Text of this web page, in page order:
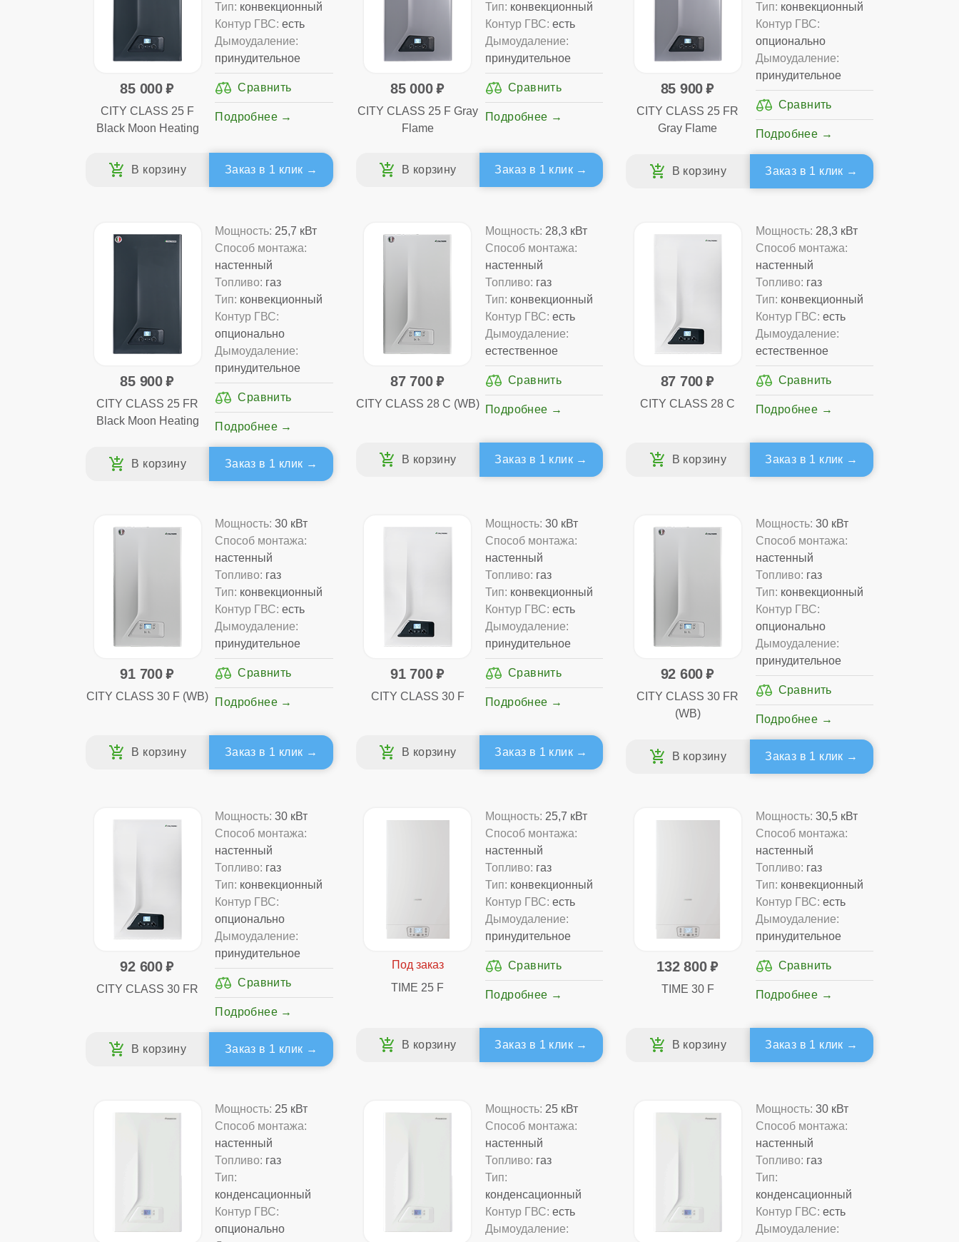
85 000
CITY CLASS 25 F
Black Moon Heating
Тип: конвекционный
Контур ГВС: есть
Дымоудаление:
принудительное
Подробнее
Заказ в 1 клик
85 000
CITY CLASS 25 F Gray
Flame
Тип: конвекционный
Контур ГВС: есть
Дымоудаление:
принудительное
Подробнее
Заказ в 1 клик
85 900
CITY CLASS 25 FR
Gray Flame
Тип: конвекционный
Контур ГВС:
опционально
Дымоудаление:
принудительное
Подробнее
Заказ в 1 клик
85 900
CITY CLASS 25 FR
Black Moon Heating
Мощность: 25,7 кВт
Способ монтажа:
настенный
Топливо: газ
Тип: конвекционный
Контур ГВС:
опционально
Дымоудаление:
принудительное
Подробнее
Заказ в 1 клик
87 700
CITY CLASS 28 C (WB)
Мощность: 28,3 кВт
Способ монтажа:
настенный
Топливо: газ
Тип: конвекционный
Контур ГВС: есть
Дымоудаление:
естественное
Подробнее
Заказ в 1 клик
87 700
CITY CLASS 28 C
Мощность: 28,3 кВт
Способ монтажа:
настенный
Топливо: газ
Тип: конвекционный
Контур ГВС: есть
Дымоудаление:
естественное
Подробнее
Заказ в 1 клик
91 700
CITY CLASS 30 F (WB)
Мощность: 30 кВт
Способ монтажа:
настенный
Топливо: газ
Тип: конвекционный
Контур ГВС: есть
Дымоудаление:
принудительное
Подробнее
Заказ в 1 клик
91 700
CITY CLASS 30 F
Мощность: 30 кВт
Способ монтажа:
настенный
Топливо: газ
Тип: конвекционный
Контур ГВС: есть
Дымоудаление:
принудительное
Подробнее
Заказ в 1 клик
92 600
CITY CLASS 30 FR
(WB)
Мощность: 30 кВт
Способ монтажа:
настенный
Топливо: газ
Тип: конвекционный
Контур ГВС:
опционально
Дымоудаление:
принудительное
Подробнее
Заказ в 1 клик
92 600
CITY CLASS 30 FR
Мощность: 30 кВт
Способ монтажа:
настенный
Топливо: газ
Тип: конвекционный
Контур ГВС:
опционально
Дымоудаление:
принудительное
Подробнее
Заказ в 1 клик
TIME 25 F
Мощность: 25,7 кВт
Способ монтажа:
настенный
Топливо: газ
Тип: конвекционный
Контур ГВС: есть
Дымоудаление:
принудительное
Подробнее
Заказ в 1 клик
132 800
TIME 30 F
Мощность: 30,5 кВт
Способ монтажа:
настенный
Топливо: газ
Тип: конвекционный
Контур ГВС: есть
Дымоудаление:
принудительное
Подробнее
Заказ в 1 клик
Мощность: 25 кВт
Способ монтажа:
настенный
Топливо: газ
Тип:
конденсационный
Контур ГВС:
опционально
Мощность: 25 кВт
Способ монтажа:
настенный
Топливо: газ
Тип:
конденсационный
Контур ГВС: есть
Дымоудаление:
Мощность: 30 кВт
Способ монтажа:
настенный
Топливо: газ
Тип:
конденсационный
Контур ГВС: есть
Дымоудаление: